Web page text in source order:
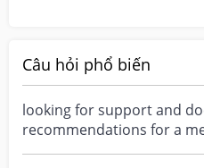
Câu hỏi phổ biến
looking for support and
recommendations for a
feeling really over...